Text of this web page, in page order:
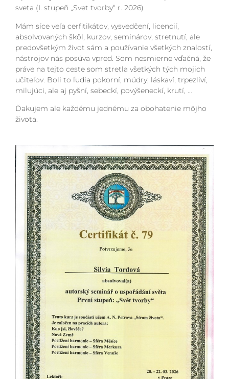
sveta (I. stupeň „Svet tvorby“ r. 2026)
Mám síce veľa cerfitikátov, vysvedčení, licencií,
absolvovaných škôl, kurzov, seminárov, stretnutí, ale
predovšetkým život sám a používanie všetkých znalostí,
nástrojov nás posúva vpred. Som nesmierne vďačná, že
práve na tejto ceste som stretla všetkých tých mojich
učiteľov. Boli to ľudia pokorní, múdry, láskaví, trpezliví,
milujúci, ale aj pyšní, sebeckí, povýšeneckí, krutí, …
Ďakujem ale každému jednému za obohatenie môjho
života.